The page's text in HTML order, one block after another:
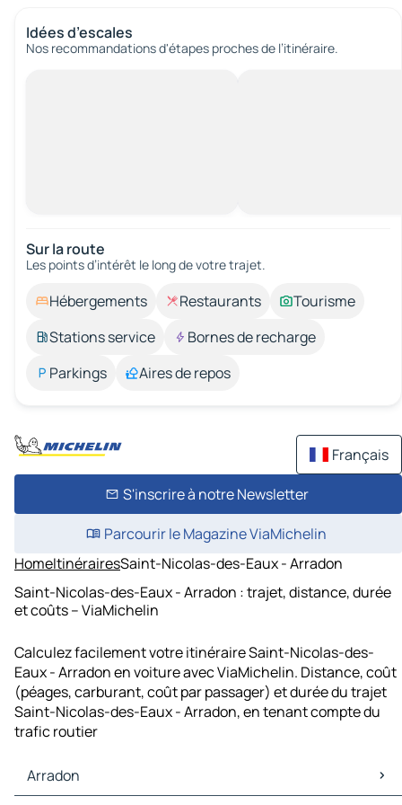
Idées d’escales
Nos recommandations d'étapes proches de l’itinéraire.
Sur la route
Les points d’intérêt le long de votre trajet.
Hébergements Restaurants
Tourisme
Stations service
Bornes de recharge
Parkings
Aires de repos
Français
S'inscrire à notre Newsletter
Parcourir le Magazine ViaMichelin
HomeItinérairesSaint-Nicolas-des-Eaux - Arradon
Saint-Nicolas-des-Eaux - Arradon : trajet, distance, durée
et coûts – ViaMichelin
Calculez facilement votre itinéraire Saint-Nicolas-des-
Eaux - Arradon en voiture avec ViaMichelin. Distance, coût
(péages, carburant, coût par passager) et durée du trajet
Saint-Nicolas-des-Eaux - Arradon, en tenant compte du
trafic routier
Arradon